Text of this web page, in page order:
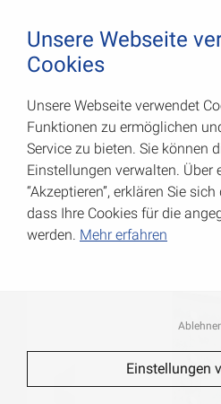
Art.-Nr.: 070934000
Unsere Webseite
Cookies
Unsere Webseite verwendet
Funktionen zu ermöglichen
Service zu bieten. Sie können
Einstellungen verwalten. Über
“Akzeptieren”, erklären Sie
dass Ihre Cookies für die
werden. Mehr erfahren
Einstellungen